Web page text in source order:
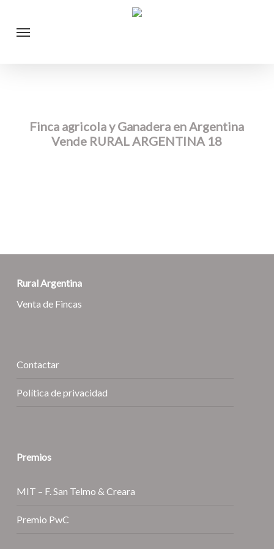
Menu
Finca agricola y Ganadera en Argentina
Vende RURAL ARGENTINA 18
Rural Argentina
Venta de Fincas
Contactar
Política de privacidad
Premios
MIT – F. San Telmo & Creara
Premio PwC